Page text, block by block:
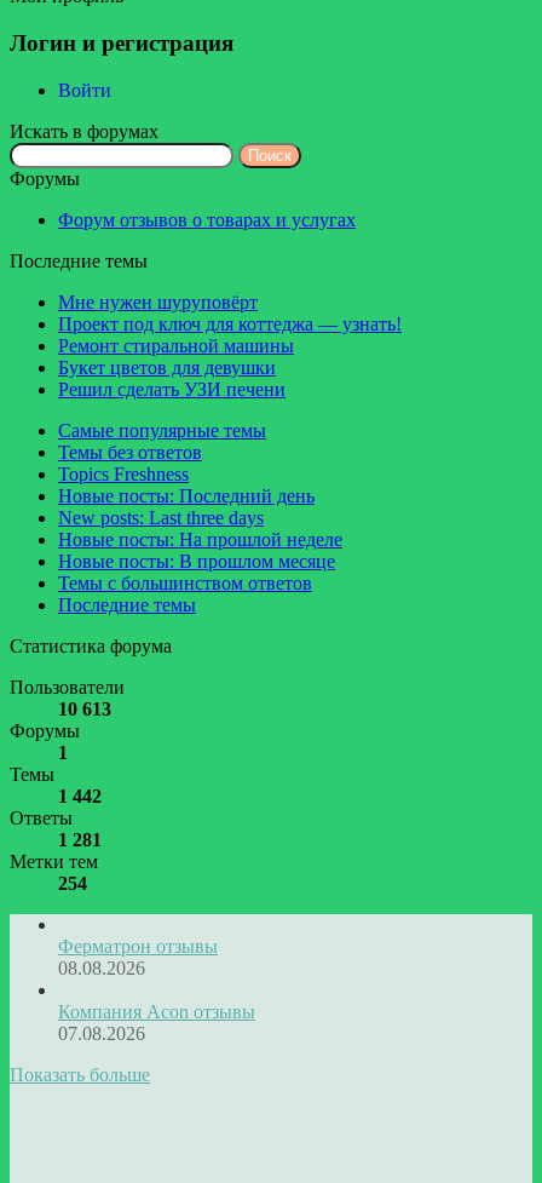
Логин и регистрация
Войти
Искать в форумах
Поиск:
Форумы
Форум отзывов о товарах и услугах
Последние темы
Мне нужен шуруповёрт
Проект под ключ для коттеджа — узнать!
Ремонт стиральной машины
Букет цветов для девушки
Решил сделать УЗИ печени
Самые популярные темы
Темы без ответов
Topics Freshness
Новые посты: Последний день
New posts: Last three days
Новые посты: На прошлой неделе
Новые посты: В прошлом месяце
Темы с большинством ответов
Последние темы
Статистика форума
Пользователи
10 613
Форумы
1
Темы
1 442
Ответы
1 281
Метки тем
254
Ферматрон отзывы
08.08.2026
Компания Acon отзывы
07.08.2026
Показать больше